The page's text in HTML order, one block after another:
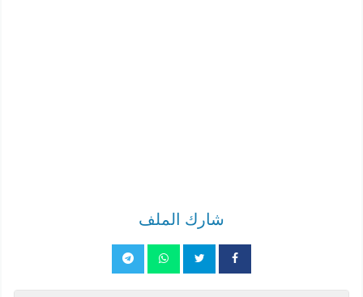
شارك الملف